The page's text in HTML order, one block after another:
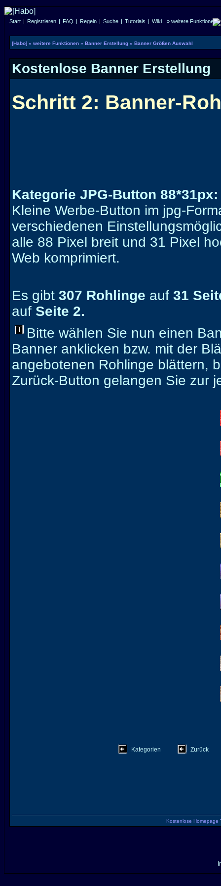
Start | Registrieren | FAQ | Regeln | Suche | Tutorials | Wiki » weitere Funktionen
[Habo] » weitere Funktionen » Banner Erstellung » Banner Größen Auswahl
Kostenlose Banner Erstellung
Schritt 2: Banner-
Kategorie JPG-Button 88*31px:
Kleine Werbe-Button im jpg-
verschiedenen
alle 88 Pixel breit und 31 Pixel
Web komprimiert.
Es gibt 307 Rohlinge auf 31
auf Seite 2.
Bitte wählen Sie nun einen
Banner anklicken bzw. mit der
angebotenen Rohlinge blättern,
Zurück-Button gelangen Sie zur
Kategorien Zurück
Kostenlose Homepage